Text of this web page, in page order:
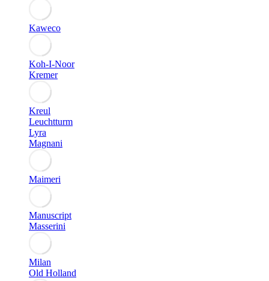
Kaweco
Koh-I-Noor
Kremer
Kreul
Leuchtturm
Lyra
Magnani
Maimeri
Manuscript
Masserini
Milan
Old Holland